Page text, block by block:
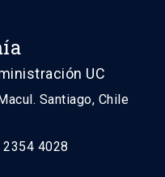
UC
Santiago, Chile
4028